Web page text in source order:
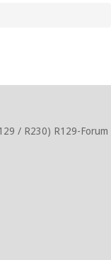
/ R230) R129-Forum